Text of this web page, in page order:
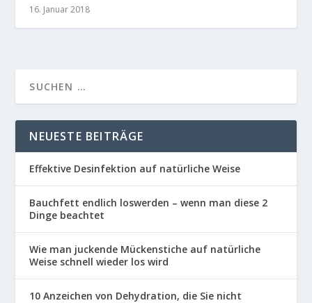
16. Januar 2018
NEUESTE BEITRÄGE
Effektive Desinfektion auf natürliche Weise
Bauchfett endlich loswerden – wenn man diese 2
Dinge beachtet
Wie man juckende Mückenstiche auf natürliche
Weise schnell wieder los wird
10 Anzeichen von Dehydration, die Sie nicht